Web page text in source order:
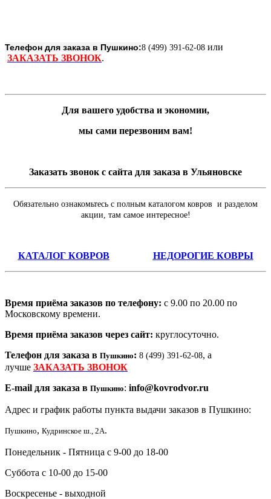
Телефон для заказа в Пушкино:8 (499) 391-62-08 или
ЗАКАЗАТЬ ЗВОНОК.
Для вашего удобства и экономии,
мы сами перезвоним вам!
Заказать звонок с сайта для заказа в Ульяновске
Обязательно ознакомьтесь с полным каталогом ковров и разделом
акции, там самое интересное!
КАТАЛОГ КОВРОВ НЕДОРОГИЕ КОВРЫ
Время приёма заказов по телефону: с 9.00 по 20.00 по
Московскому времени.
Время приёма заказов через сайт: круглосуточно.
Телефон для заказа в Пушкино: 8 (499) 391-62-08, а
лучше ЗАКАЗАТЬ ЗВОНОК
E-mail для заказа в Пушкино: info@kovrodvor.ru
Адрес и график работы пункта выдачи заказов в Пушкино:
Пушкино, Кудринское ш., 2А.
Понедельник - Пятница с 9-00 до 18-00
Суббота с 10-00 до 15-00
Воскресенье - выходной